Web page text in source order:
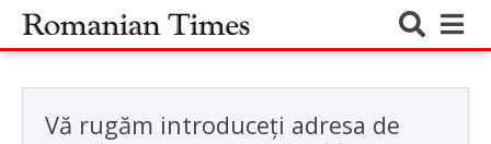
Vă rugăm introduceți adresa de